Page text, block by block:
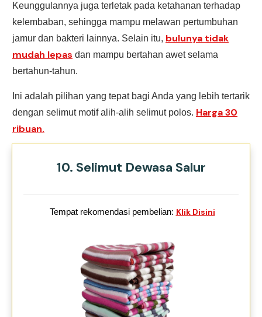
Keunggulannya juga terletak pada ketahanan terhadap
kelembaban, sehingga mampu melawan pertumbuhan
jamur dan bakteri lainnya. Selain itu, bulunya tidak
mudah lepas dan mampu bertahan awet selama
bertahun-tahun.
Ini adalah pilihan yang tepat bagi Anda yang lebih tertarik
dengan selimut motif alih-alih selimut polos. Harga 30
ribuan.
10. Selimut Dewasa Salur
Tempat rekomendasi pembelian: Klik Disini